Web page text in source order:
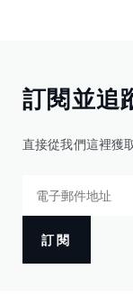
訂閱並追
直接從我們這裡獲
訂閱